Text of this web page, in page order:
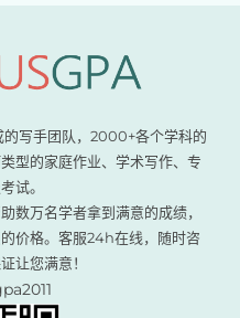
写手团队，2000+各个学科的
型的家庭作业、学术写作、专
试。
数万名学者拿到满意的成绩，
价格。客服24h在线，随时咨
让您满意！